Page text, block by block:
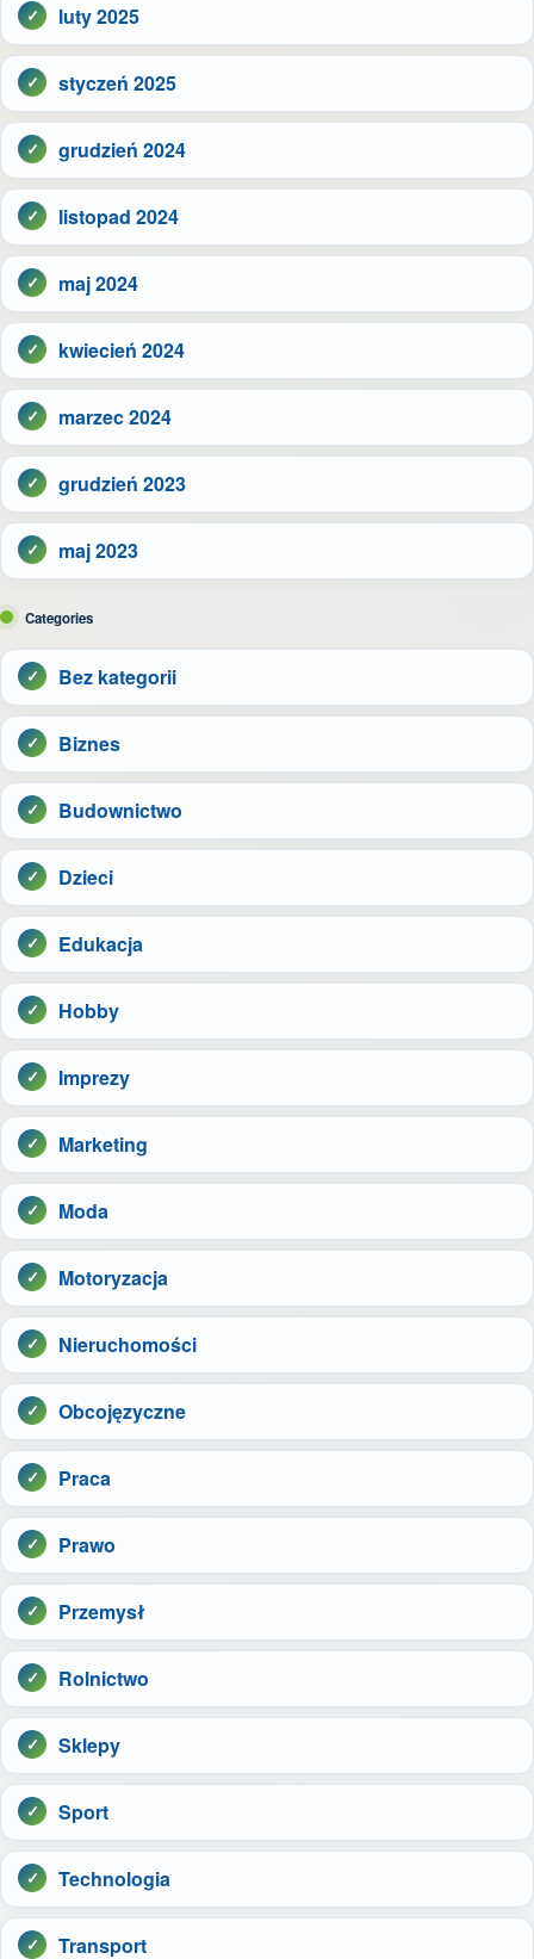
luty 2025
styczeń 2025
grudzień 2024
listopad 2024
maj 2024
kwiecień 2024
marzec 2024
grudzień 2023
maj 2023
Categories
Bez kategorii
Biznes
Budownictwo
Dzieci
Edukacja
Hobby
Imprezy
Marketing
Moda
Motoryzacja
Nieruchomości
Obcojęzyczne
Praca
Prawo
Przemysł
Rolnictwo
Sklepy
Sport
Technologia
Transport